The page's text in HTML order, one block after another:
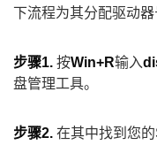
下流程为其分配驱动器
步骤1. 按Win+R输入
盘管理工具。
步骤2. 在其中找到您